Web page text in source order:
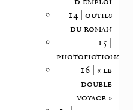
14 | outils
du roman
15 |
photofictions
16 | « le
double
voyage »